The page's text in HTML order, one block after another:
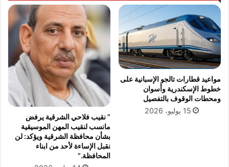
مواعيد قطارات تالجو الإسبانية على
خطوط الإسكندرية وأسوان
ومحطات الوقوف بالتفصيل
15 يوليو، 2026
” نقيب فلاحي الشرقية يرفض
مانسب لنقيب المهن الموسيقية
بشأن محافظة الشرقية ويؤكد: لن
نقبل الإساءة لأحد من ابناء
المحافظة.”